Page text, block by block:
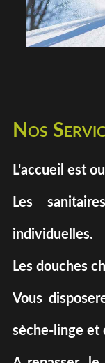
Nos
L'accueil est
Les
individuelles.
Les douches
Vous
sèche-linge et